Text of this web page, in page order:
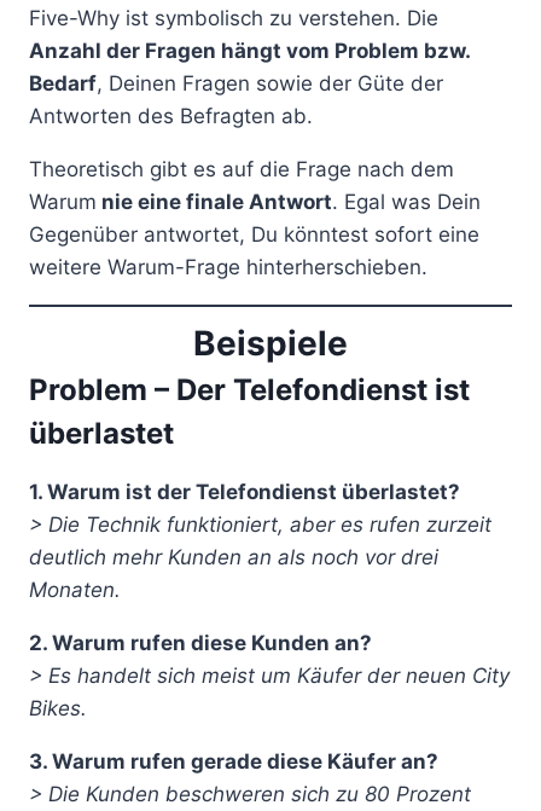
Five-Why ist symbolisch zu verstehen. Die
Anzahl der Fragen hängt vom Problem bzw.
Bedarf, Deinen Fragen sowie der Güte der
Antworten des Befragten ab.
Theoretisch gibt es auf die Frage nach dem
Warum nie eine finale Antwort. Egal was Dein
Gegenüber antwortet, Du könntest sofort eine
weitere Warum-Frage hinterherschieben.
Beispiele
Problem – Der Telefondienst ist
überlastet
1. Warum ist der Telefondienst überlastet?
> Die Technik funktioniert, aber es rufen zurzeit
deutlich mehr Kunden an als noch vor drei
Monaten.
2. Warum rufen diese Kunden an?
> Es handelt sich meist um Käufer der neuen City
Bikes.
3. Warum rufen gerade diese Käufer an?
> Die Kunden beschweren sich zu 80 Prozent